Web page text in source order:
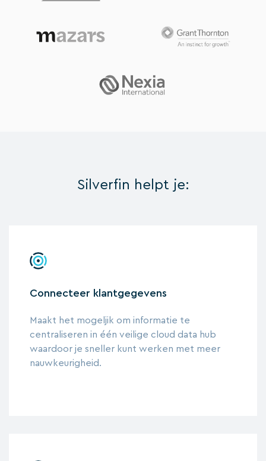
Silverfin helpt je:
Connecteer klantgegevens
Maakt het mogeljik om informatie te
centraliseren in één veilige cloud data hub
waardoor je sneller kunt werken met meer
nauwkeurigheid.